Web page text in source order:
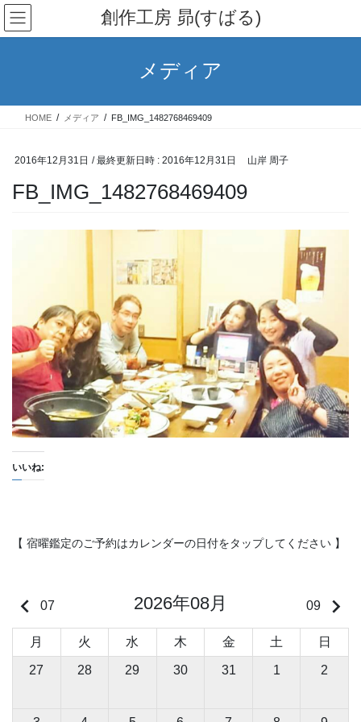
コ
ン
テ
ス
ナ
ビ
ゲ
ン
創作工房 昴(すばる)
メディア
HOME メディア FB_IMG_1482768469409
2016年12月31日 / 最終更新日時 : 2016年12月31日 山岸 周子
FB_IMG_1482768469409
いいね:
【 宿曜鑑定のご予約はカレンダーの日付をタップしてください 】
keyboard_arrow_left 07 2026年08月 09 keyboard_arrow_right
月 火 水 木 金 土 日
27 28 29 30 31 1 2